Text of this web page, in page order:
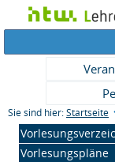
Sie sind hier: Startseite
Vorlesungspläne